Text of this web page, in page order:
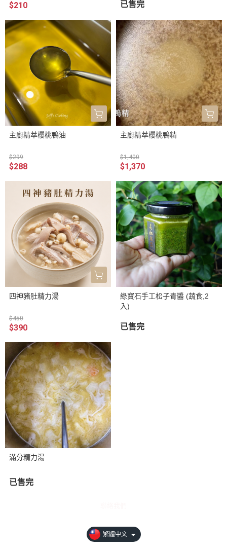
$210 已售完
主廚精萃櫻桃鴨油
$299
$288
主廚精萃櫻桃鴨精
$1,400
$1,370
四神豬肚精力湯
$450
$390
綠寶石手工松子青醬 (蔬食,2
入)
已售完
滿分精力湯
已售完
繁體中文